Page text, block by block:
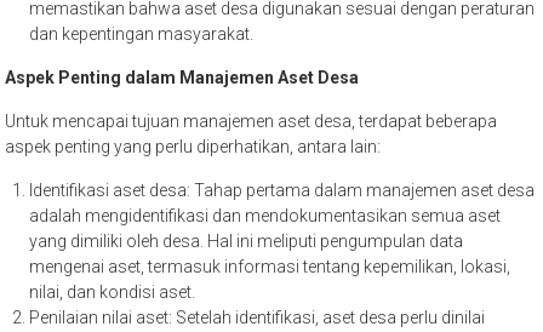
memastikan bahwa aset desa digunakan sesuai dengan peraturan
dan kepentingan masyarakat.
Aspek Penting dalam Manajemen Aset Desa
Untuk mencapai tujuan manajemen aset desa, terdapat beberapa
aspek penting yang perlu diperhatikan, antara lain:
Identifikasi aset desa: Tahap pertama dalam manajemen aset desa
adalah mengidentifikasi dan mendokumentasikan semua aset
yang dimiliki oleh desa. Hal ini meliputi pengumpulan data
mengenai aset, termasuk informasi tentang kepemilikan, lokasi,
nilai, dan kondisi aset.
Penilaian nilai aset: Setelah identifikasi, aset desa perlu dinilai